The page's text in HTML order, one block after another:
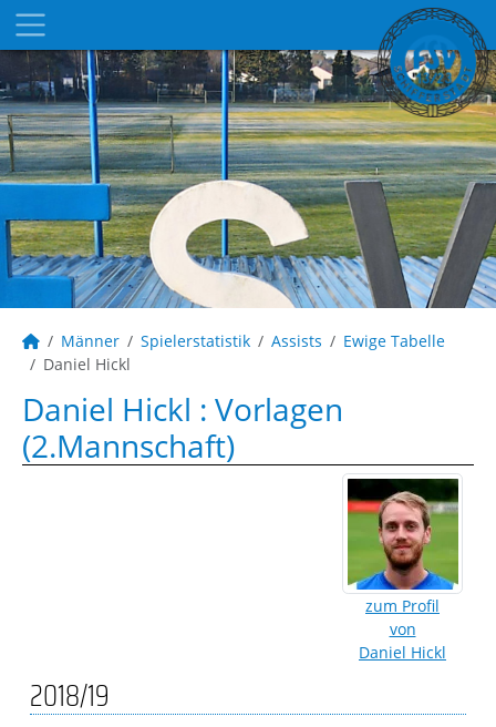
Männer Spielerstatistik Assists
Ewige Tabelle
Daniel Hickl
Daniel Hickl : Vorlagen
(2.Mannschaft)
zum Profil
von
Daniel Hickl
2018/19